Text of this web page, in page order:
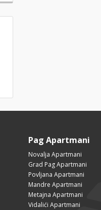
Pag Apartmani
Novalja Apartmani
Grad Pag Apartmani
Povljana Apartmani
Mandre Apartmani
Metajna Apartmani
Vidalići Apartmani